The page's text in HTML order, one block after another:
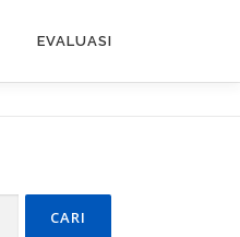
EVALUASI